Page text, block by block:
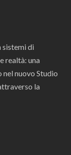
sistemi di
realtà: una
nel nuovo Studio
la